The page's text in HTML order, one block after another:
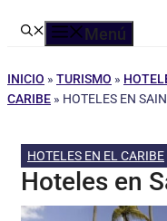
Menú
INICIO » TURISMO »
CARIBE » HOTELES EN
HOTELES EN EL CARIBE
Hoteles en